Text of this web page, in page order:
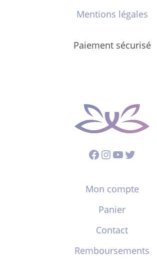
Mentions légales
Paiement sécurisé
Facebook
Instagram
YouTube
Twitter
Mon compte
Panier
Contact
Remboursements